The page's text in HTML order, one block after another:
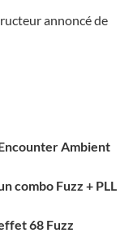
annoncé de
Ambient
combo Fuzz + PLL
68 Fuzz